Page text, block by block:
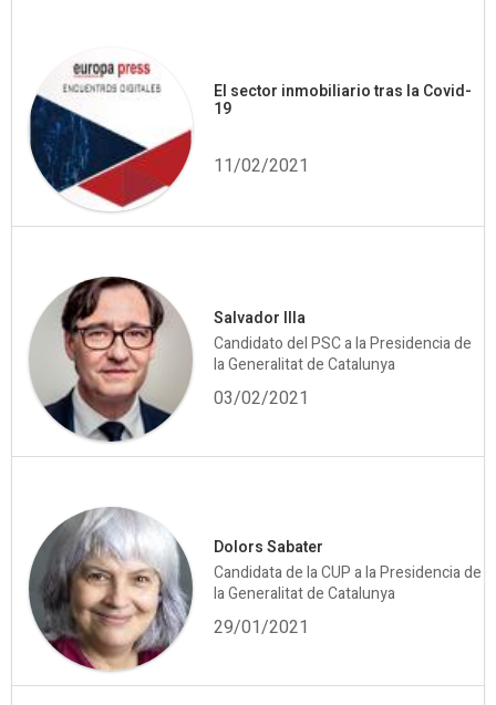
El sector inmobiliario tras la Covid-
19
11/02/2021
Salvador Illa
Candidato del PSC a la Presidencia de
la Generalitat de Catalunya
03/02/2021
Dolors Sabater
Candidata de la CUP a la Presidencia de
la Generalitat de Catalunya
29/01/2021